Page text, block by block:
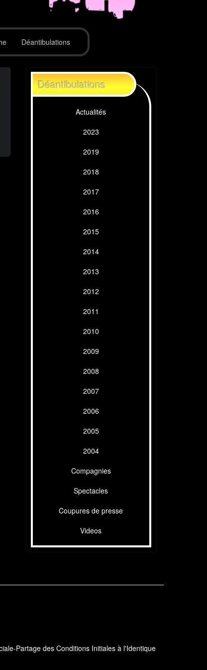
Déantibulations
Déantibulations
Actualités
2023
2019
2018
2017
2016
2015
2014
2013
2012
2011
2010
2009
2008
2007
2006
2005
2004
Compagnies
Spectacles
Coupures de presse
Videos
Partage des Conditions Initiales à l'Identique